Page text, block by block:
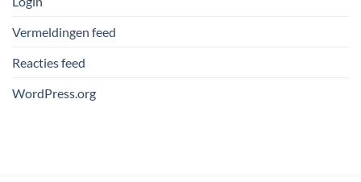
Vermeldingen feed
Reacties feed
WordPress.org